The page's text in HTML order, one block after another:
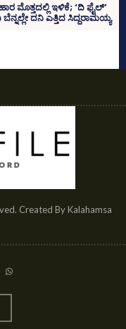
ಮೊತ್ತದಲ್ಲಿ ಇಳಿಕೆ; ‘ದಿ ಫೈಲ್‌’
ದನಿ ಎತ್ತಿದ ಸಿದ್ದರಾಮಯ್ಯ
Created By Kalahamsa